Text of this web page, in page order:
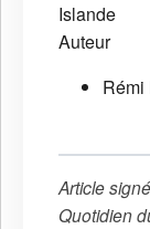
Islande
Auteur
Rémi
Article
Quotidien